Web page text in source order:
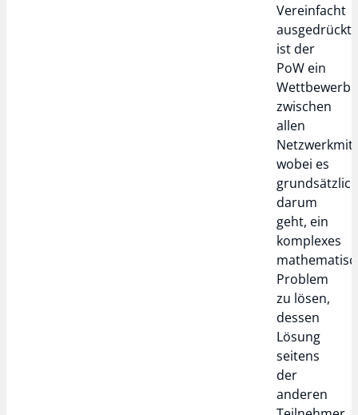
Vereinfacht
ausgedrückt
ist der
PoW ein
Wettbewerb
zwischen
allen
wobei es
darum
geht, ein
komplexes
Problem
zu lösen,
dessen
Lösung
seitens
der
anderen